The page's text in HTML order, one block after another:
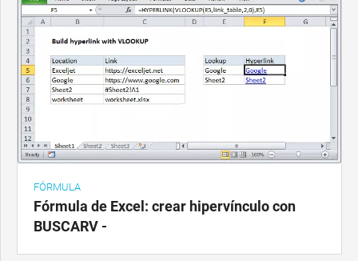
FÓRMULA
Fórmula de Excel: crear hipervínculo con
BUSCARV -